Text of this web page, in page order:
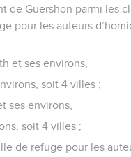
de Guershon parmi les
pour les auteurs
et ses environs,
soit 4 villes ;
ses environs,
soit 4 villes ;
de refuge pour les